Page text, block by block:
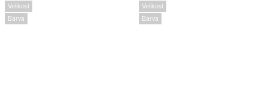
Velikost
Barva
Velikost
Barva